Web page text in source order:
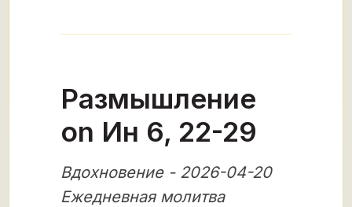
Размышление
on Ин 6, 22-29
Вдохновение - 2026-04-20
Ежедневная молитва